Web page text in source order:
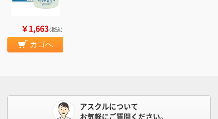
￥1,663（税込）
カゴへ
アスクルについて
お気軽にご質問ください。